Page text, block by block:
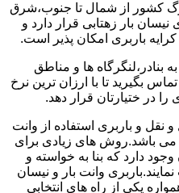
کشور از شمال تا جنوب،شرق
بار زهتابی قرار دارد و
کرایه باربری امکان پذیر است.
بنادر،لنگرگاه ها و مناطق
بگیرید تا با ارزان ترین نرخ
را در ختیارتان قرار دهد.
نقل و باربری استفاده از وانت
می باشد.روش های زیادی برای
دارد که بنا به خواسته و
وانت بار و نیسان
یکی از راه های انتخابی